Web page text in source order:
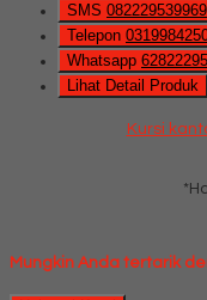
SMS 082229539969
Telepon
Whatsapp
Lihat Detail Produk
Kursi
Mungkin Anda tertarik